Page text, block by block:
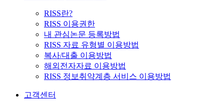
RISS란?
RISS 이용권한
내 관심논문 등록방법
RISS 자료 유형별 이용방법
복사/대출 이용방법
해외전자자료 이용방법
RISS 정보취약계층 서비스 이용방법
고객센터